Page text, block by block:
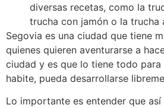
diversas recetas, como la
trucha con jamón o la trucha
Segovia es una ciudad que tiene
quienes quieren aventurarse a
ciudad y es que lo tiene todo para
habite, pueda desarrollarse
Lo importante es entender que